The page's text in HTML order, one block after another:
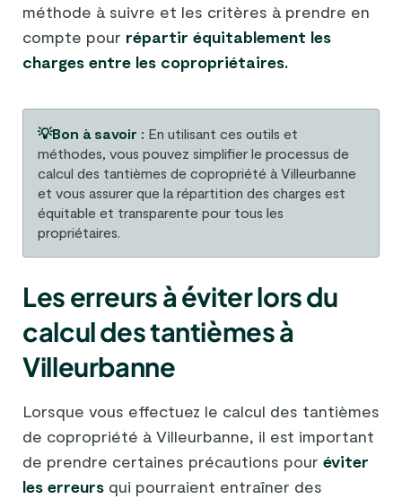
méthode à suivre et les critères à prendre en
compte pour répartir équitablement les
charges entre les copropriétaires.
💡Bon à savoir : En utilisant ces outils et
méthodes, vous pouvez simplifier le processus de
calcul des tantièmes de copropriété à Villeurbanne
et vous assurer que la répartition des charges est
équitable et transparente pour tous les
propriétaires.
Les erreurs à éviter lors du
calcul des tantièmes à
Villeurbanne
Lorsque vous effectuez le calcul des tantièmes
de copropriété à Villeurbanne, il est important
de prendre certaines précautions pour éviter
les erreurs qui pourraient entraîner des